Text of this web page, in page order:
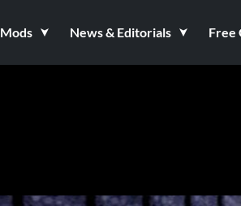
Mods News & Editorials Free